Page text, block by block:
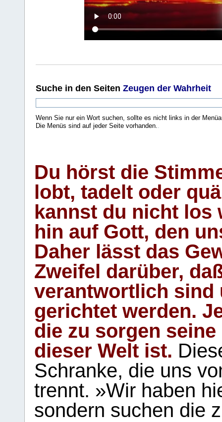
Suche in den Seiten Zeugen der Wahrheit
Wenn Sie nur ein Wort suchen, sollte es nicht links in der
Die Menüs sind auf jeder Seite vorhanden..
Du hörst die
lobt, tadelt oder
kannst du nicht los
hin auf Gott, den
Daher lässt das
Zweifel darüber,
verantwortlich sind
gerichtet werden.
die zu sorgen
dieser Welt ist.
Schranke, die uns
trennt. »Wir haben
sondern suchen die